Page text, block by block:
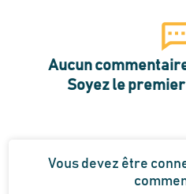
Aucun
Soyez le
Vous devez être